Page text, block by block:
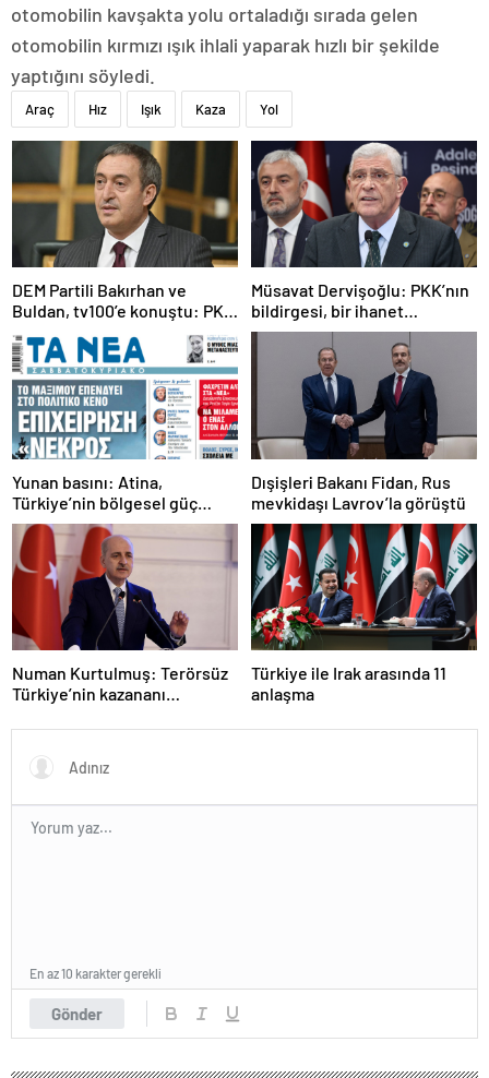
otomobilin kavşakta yolu ortaladığı sırada gelen
otomobilin kırmızı ışık ihlali yaparak hızlı bir şekilde
yaptığını söyledi.
Araç Hız Işık Kaza Yol
DEM Partili Bakırhan ve
Buldan, tv100’e konuştu: PKK
ne zaman kendini feshedecek
Müsavat Dervişoğlu: PKK’nın
bildirgesi, bir ihanet
açıklamasıdır
Yunan basını: Atina,
Türkiye’nin bölgesel güç
olmasını durduramadı
Dışişleri Bakanı Fidan, Rus
mevkidaşı Lavrov’la görüştü
Numan Kurtulmuş: Terörsüz
Türkiye’nin kazananı
Türkiye ile Irak arasında 11
anlaşma
Gönder
En az 10 karakter gerekli